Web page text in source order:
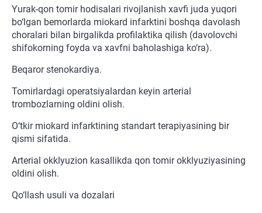
Yurak-qon tomir hodisalari rivojlanish xavfi juda yuqori
bo‘lgan bemorlarda miokard infarktini boshqa davolash
choralari bilan birgalikda profilaktika qilish (davolovchi
shifokorning foyda va xavfni baholashiga ko‘ra).
Beqaror stenokardiya.
Tomirlardagi operatsiyalardan keyin arterial
trombozlarning oldini olish.
O‘tkir miokard infarktining standart terapiyasining bir
qismi sifatida.
Arterial okklyuzion kasallikda qon tomir okklyuziyasining
oldini olish.
Qo‘llash usuli va dozalari